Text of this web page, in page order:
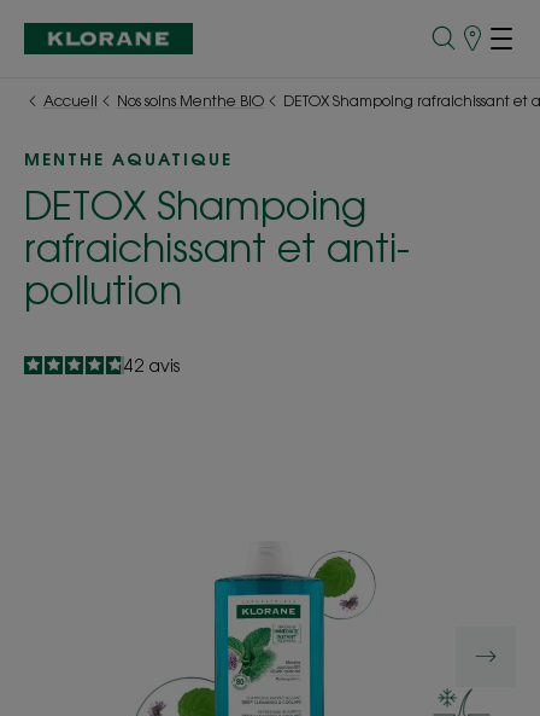
Points
Accueil
Nos soins Menthe BIO DETOX Shampoing rafraichissant et
MENTHE AQUATIQUE
DETOX Shampoing
rafraichissant et anti-
pollution
4.8
/
5
42 avis